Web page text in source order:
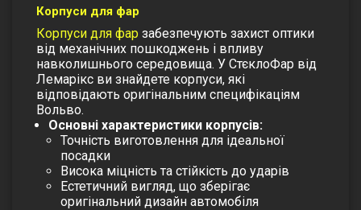
Корпуси для фар
Корпуси для фар забезпечують захист оптики
від механічних пошкоджень і впливу
навколишнього середовища. У СтєклоФар від
Лемарікс ви знайдете корпуси, які
відповідають оригінальним специфікаціям
Вольво.
Основні характеристики корпусів:
Точність виготовлення для ідеальної
посадки
Висока міцність та стійкість до ударів
Естетичний вигляд, що зберігає
оригінальний дизайн автомобіля